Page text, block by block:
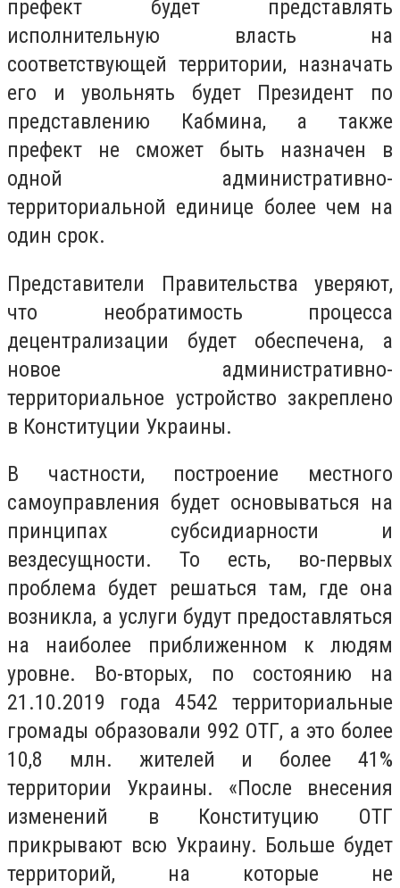
префект будет представлять
исполнительную власть на
соответствующей территории, назначать
его и увольнять будет Президент по
представлению Кабмина, а также
префект не сможет быть назначен в
одной административно-
территориальной единице более чем на
один срок.
Представители Правительства уверяют,
что необратимость процесса
децентрализации будет обеспечена, а
новое административно-
территориальное устройство закреплено
в Конституции Украины.
В частности, построение местного
самоуправления будет основываться на
принципах субсидиарности и
вездесущности. То есть, во-первых
проблема будет решаться там, где она
возникла, а услуги будут предоставляться
на наиболее приближенном к людям
уровне. Во-вторых, по состоянию на
21.10.2019 года 4542 территориальные
громады образовали 992 ОТГ, а это более
10,8 млн. жителей и более 41%
территории Украины. «После внесения
изменений в Конституцию ОТГ
прикрывают всю Украину. Больше будет
территорий, на которые не